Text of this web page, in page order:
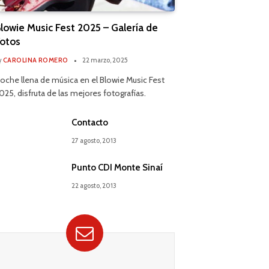
Music Fest 2025 – Galería de
CAROLINA ROMERO 22 marzo, 2025
llena de música en el Blowie Music Fest
disfruta de las mejores fotografías.
Contacto
27 agosto, 2013
Punto CDI Monte Sinaí
22 agosto, 2013